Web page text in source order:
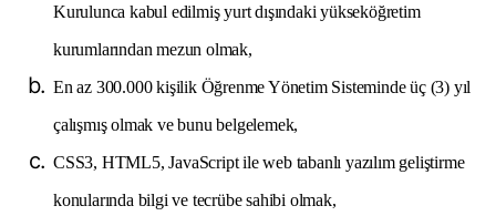
Kurulunca kabul edilmiş yurt dışındaki yükseköğretim
kurumlarından mezun olmak,
En az 300.000 kişilik Öğrenme Yönetim Sisteminde üç (3) yıl
çalışmış olmak ve bunu belgelemek,
CSS3, HTML5, JavaScript ile web tabanlı yazılım geliştirme
konularında bilgi ve tecrübe sahibi olmak,